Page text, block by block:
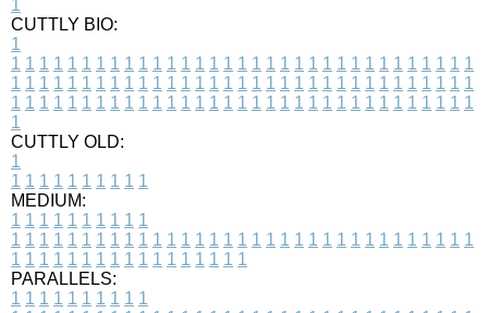
1
CUTTLY BIO:
1
1 1 1 1 1 1 1 1 1 1 1 1 1 1 1 1 1 1 1 1 1 1 1 1 1 1 1 1 1 1 1 1 1
1 1 1 1 1 1 1 1 1 1 1 1 1 1 1 1 1 1 1 1 1 1 1 1 1 1 1 1 1 1 1 1 1
1 1 1 1 1 1 1 1 1 1 1 1 1 1 1 1 1 1 1 1 1 1 1 1 1 1 1 1 1 1 1 1 1
1
CUTTLY OLD:
1
1 1 1 1 1 1 1 1 1 1
MEDIUM:
1 1 1 1 1 1 1 1 1 1
1 1 1 1 1 1 1 1 1 1 1 1 1 1 1 1 1 1 1 1 1 1 1 1 1 1 1 1 1 1 1 1 1
1 1 1 1 1 1 1 1 1 1 1 1 1 1 1 1 1
PARALLELS:
1 1 1 1 1 1 1 1 1 1